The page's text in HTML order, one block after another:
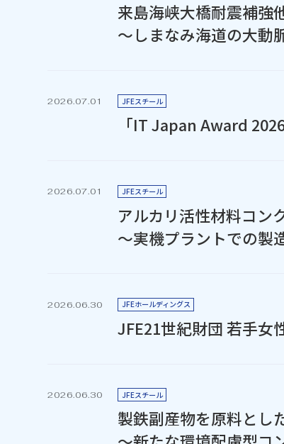
来島海峡大橋耐震補強
～しまなみ海道の大動
2026.07.01 JFEスチール
「IT Japan Award
2026.07.01 JFEスチール
アルカリ活性材料コン
～実機プラントでの製
2026.06.30 JFEホールディングス
JFE21世紀財団 若手
2026.06.30 JFEスチール
製鉄副産物を原料とし